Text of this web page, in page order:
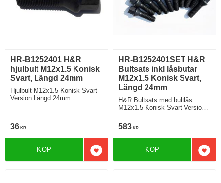
HR-B1252401 H&R
hjulbult M12x1.5 Konisk
Svart, Längd 24mm
Hjulbult M12x1.5 Konisk Svart
Version Längd 24mm
36 KR
Lägg till i favoriter
KÖP
HR-B1252401SET H&R
Bultsats inkl låsbutar
M12x1.5 Konisk Svart,
Längd 24mm
H&R Bultsats med bultlås
M12x1.5 Konisk Svart Version
583 KR
KÖP